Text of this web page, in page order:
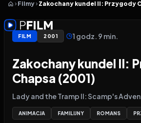
Filmy Zakochany kundel II: Przygody
FILM 2001 1 godz. 9 min.
Zakochany kundel II:
Chapsa (2001)
Lady and the Tramp II: Scamp's
ANIMACJA FAMILIJNY ROMANS